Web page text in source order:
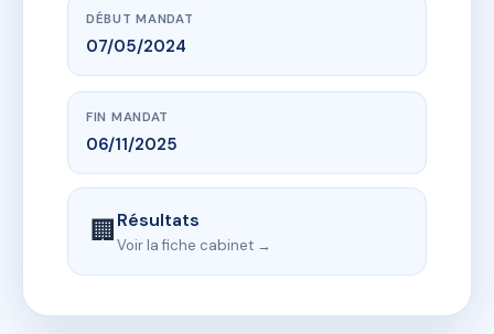
DÉBUT MANDAT
07/05/2024
FIN MANDAT
06/11/2025
🏢Résultats
Voir la fiche cabinet →